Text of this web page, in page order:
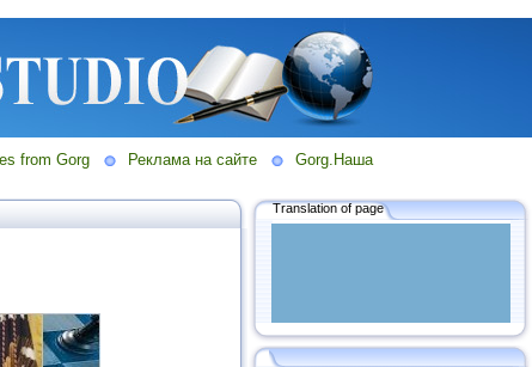
from Gorg Реклама на сайте
Gorg.Наша
Translation of page